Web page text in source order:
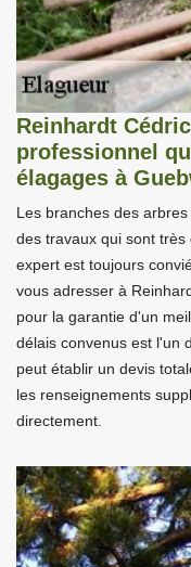
Reinhardt
professionnel
élagages à
Les branches des
des travaux qui sont
expert est toujours
vous adresser à
pour la garantie d'un
délais convenus est l'un
peut établir un devis
les renseignements
directement.